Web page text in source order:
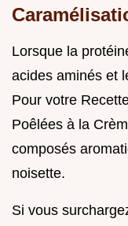
Lorsque la
acides aminés et
Pour votre
Poêlées à la
composés
noisette.
Si vous